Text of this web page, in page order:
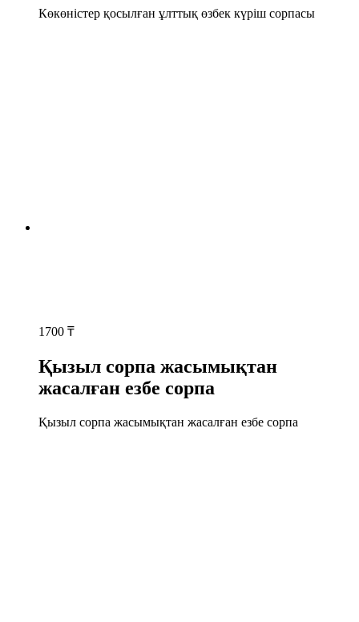
Көкөністер қосылған ұлттық өзбек күріш сорпасы
1700 ₸
Қызыл сорпа жасымықтан
жасалған езбе сорпа
Қызыл сорпа жасымықтан жасалған езбе сорпа